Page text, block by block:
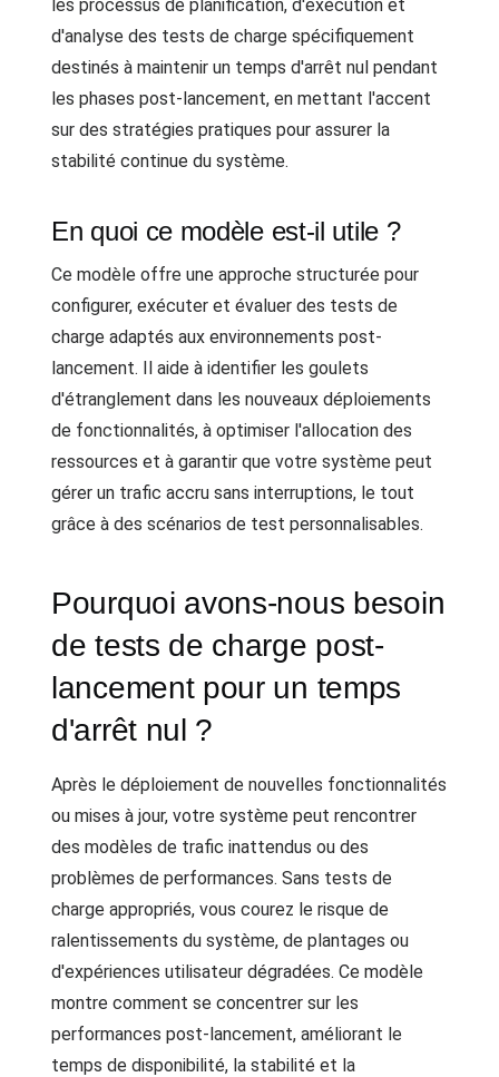
les processus de planification, d'exécution et
d'analyse des tests de charge spécifiquement
destinés à maintenir un temps d'arrêt nul pendant
les phases post-lancement, en mettant l'accent
sur des stratégies pratiques pour assurer la
stabilité continue du système.
En quoi ce modèle est-il utile ?
Ce modèle offre une approche structurée pour
configurer, exécuter et évaluer des tests de
charge adaptés aux environnements post-
lancement. Il aide à identifier les goulets
d'étranglement dans les nouveaux déploiements
de fonctionnalités, à optimiser l'allocation des
ressources et à garantir que votre système peut
gérer un trafic accru sans interruptions, le tout
grâce à des scénarios de test personnalisables.
Pourquoi avons-nous besoin
de tests de charge post-
lancement pour un temps
d'arrêt nul ?
Après le déploiement de nouvelles fonctionnalités
ou mises à jour, votre système peut rencontrer
des modèles de trafic inattendus ou des
problèmes de performances. Sans tests de
charge appropriés, vous courez le risque de
ralentissements du système, de plantages ou
d'expériences utilisateur dégradées. Ce modèle
montre comment se concentrer sur les
performances post-lancement, améliorant le
temps de disponibilité, la stabilité et la